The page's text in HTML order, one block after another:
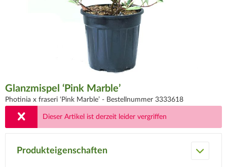
Glanzmispel ‘Pink Marble’
Photinia x fraseri ‘Pink Marble’ - Bestellnummer 3333618
Dieser Artikel ist derzeit leider vergriffen
Produkteigenschaften